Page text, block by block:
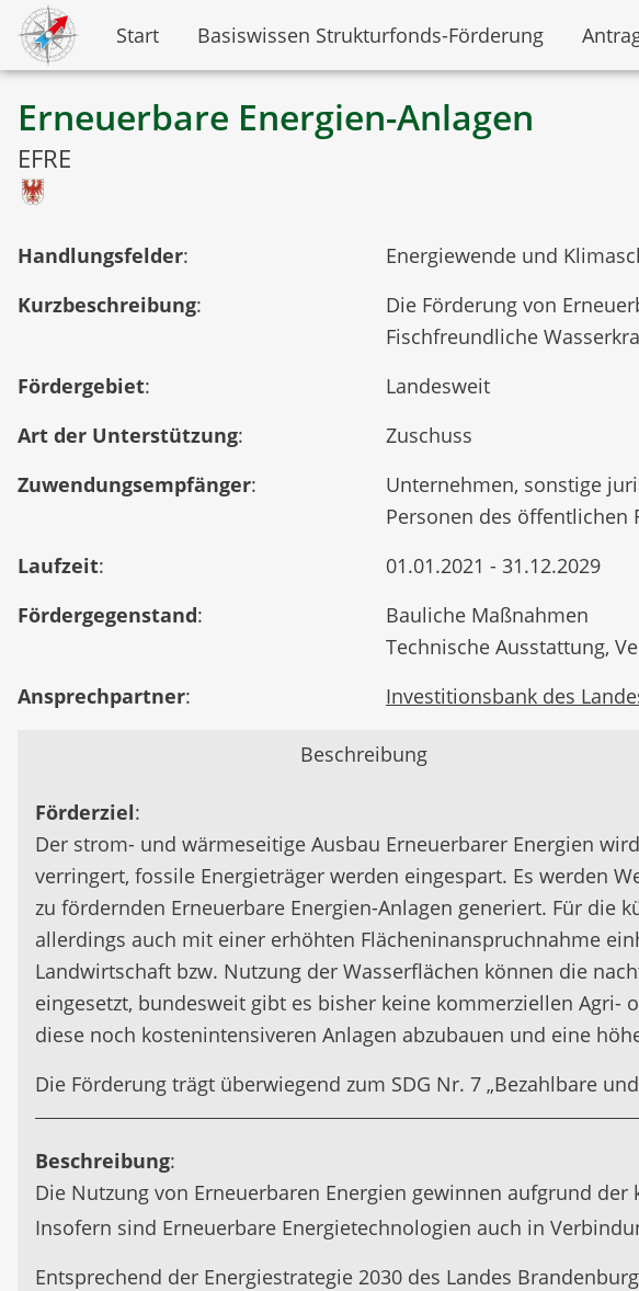
Start Basiswissen Strukturfonds-Förderung
Erneuerbare Energien-Anlagen
EFRE
Handlungsfelder:
Energiewende und
Kurzbeschreibung:
Die Förderung von
Fischfreundliche
Fördergebiet:
Landesweit
Art der Unterstützung:
Zuschuss
Zuwendungsempfänger:
Unternehmen, sonstige
Personen des öffentlichen
Laufzeit:
01.01.2021 - 31.12.2029
Fördergegenstand:
Bauliche Maßnahmen
Technische Ausstattung,
Ansprechpartner: Investitionsbank des
Beschreibung
Förderziel:
Der strom- und wärmeseitige Ausbau Erneuerbarer Energien
verringert, fossile Energieträger werden eingespart. Es werden
zu fördernden Erneuerbare Energien-Anlagen generiert. Für die
allerdings auch mit einer erhöhten Flächeninanspruchnahme
Landwirtschaft bzw. Nutzung der Wasserflächen können die
eingesetzt, bundesweit gibt es bisher keine kommerziellen Agri-
diese noch kostenintensiveren Anlagen abzubauen und eine
Die Förderung trägt überwiegend zum SDG Nr. 7 „Bezahlbare
Beschreibung:
Die Nutzung von Erneuerbaren Energien gewinnen aufgrund der
Insofern sind Erneuerbare Energietechnologien auch in
Entsprechend der Energiestrategie 2030 des Landes